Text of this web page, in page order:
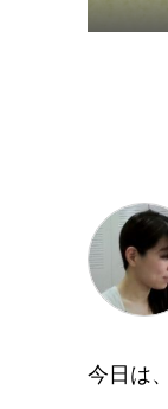
今日は、